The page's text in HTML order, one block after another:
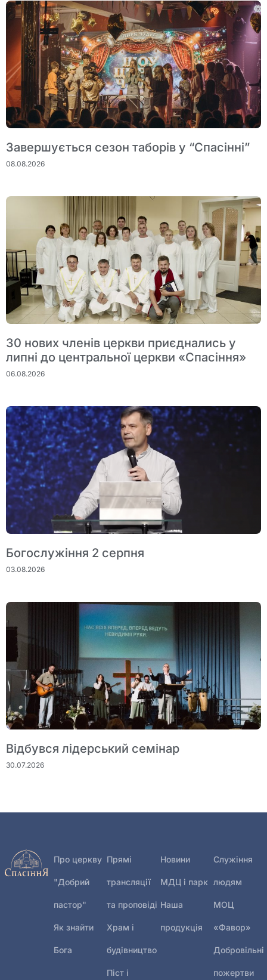
Завершується сезон таборів у “Спасінні”
08.08.2026
30 нових членів церкви приєднались у
липні до центральної церкви «Спасіння»
06.08.2026
Богослужіння 2 серпня
03.08.2026
Відбувся лідерський семінар
30.07.2026
Про церкву
"Добрий
пастор"
Як знайти
Бога
Прямі
трансляції
та проповіді
Храм і
будівництво
Піст і
Новини
МДЦ і парк
Наша
продукція
Служіння
людям
МОЦ
«Фавор»
Добровільні
пожертви